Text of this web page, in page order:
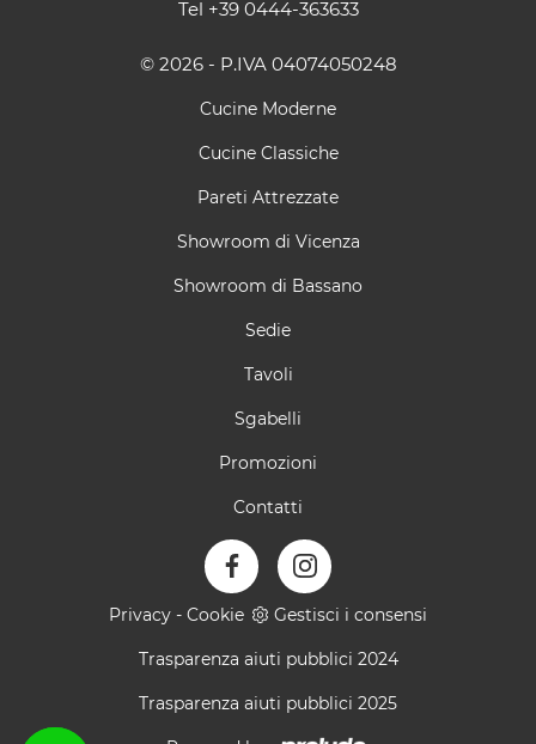
Tel +39 0444-363633
© 2026 - P.IVA 04074050248
Cucine Moderne
Cucine Classiche
Pareti Attrezzate
Showroom di Vicenza
Showroom di Bassano
Sedie
Tavoli
Sgabelli
Promozioni
Contatti
Privacy - Cookie Gestisci i consensi
Trasparenza aiuti pubblici 2024
Trasparenza aiuti pubblici 2025